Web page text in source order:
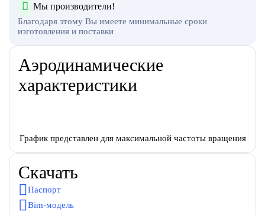
Мы производители!
Благодаря этому Вы имеете минимальные сроки
изготовления и поставки
Аэродинамические
характеристики
График представлен для максимальной частоты вращения
Скачать
Паспорт
Bim-модель